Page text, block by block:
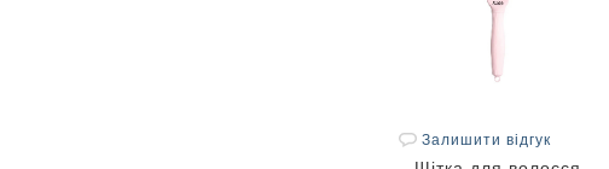
Залишити відгук